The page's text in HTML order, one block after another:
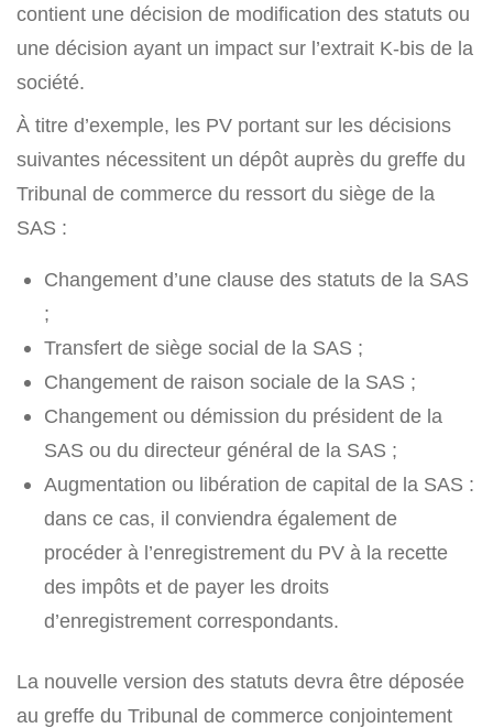
contient une décision de modification des statuts ou
une décision ayant un impact sur l’extrait K-bis de la
société.
À titre d’exemple, les PV portant sur les décisions
suivantes nécessitent un dépôt auprès du greffe du
Tribunal de commerce du ressort du siège de la
SAS :
Changement d’une clause des statuts de la SAS
;
Transfert de siège social de la SAS ;
Changement de raison sociale de la SAS ;
Changement ou démission du président de la
SAS ou du directeur général de la SAS ;
Augmentation ou libération de capital de la SAS :
dans ce cas, il conviendra également de
procéder à l’enregistrement du PV à la recette
des impôts et de payer les droits
d’enregistrement correspondants.
La nouvelle version des statuts devra être déposée
au greffe du Tribunal de commerce conjointement